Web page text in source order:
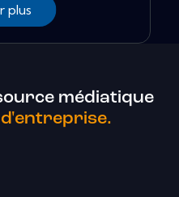
plus
médiatique
d'entreprise.